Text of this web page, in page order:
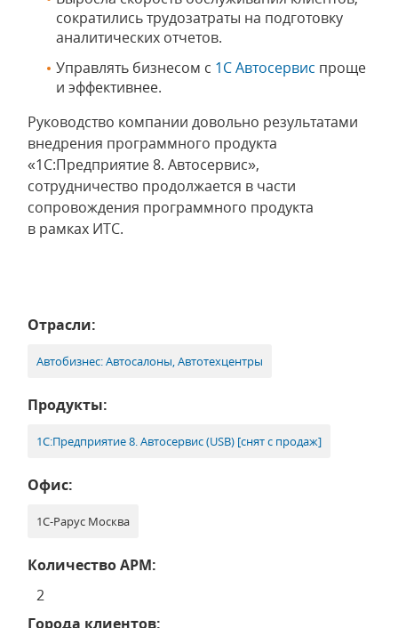
сократились трудозатраты на подготовку
аналитических отчетов.
Управлять бизнесом с 1С Автосервис проще
и эффективнее.
Руководство компании довольно результатами
внедрения программного продукта
«1С:Предприятие 8. Автосервис»,
сотрудничество продолжается в части
сопровождения программного продукта
в рамках ИТС.
Отрасли:
Автобизнес: Автосалоны, Автотехцентры
Продукты:
1С:Предприятие 8. Автосервис (USB) [снят с продаж]
Офис:
1С-Рарус Москва
Количество АРМ:
2
Города клиентов: